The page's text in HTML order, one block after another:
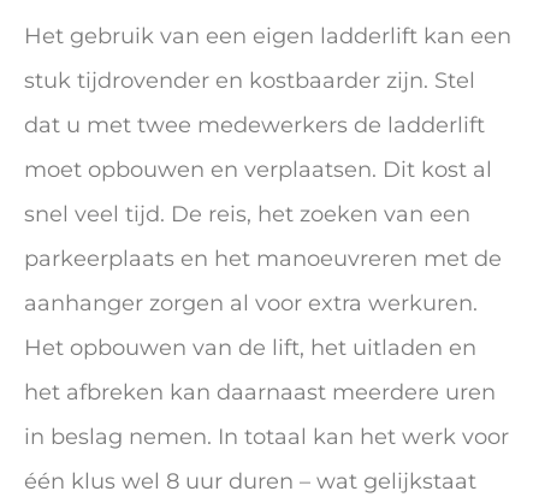
Het gebruik van een eigen ladderlift kan een
stuk tijdrovender en kostbaarder zijn. Stel
dat u met twee medewerkers de ladderlift
moet opbouwen en verplaatsen. Dit kost al
snel veel tijd. De reis, het zoeken van een
parkeerplaats en het manoeuvreren met de
aanhanger zorgen al voor extra werkuren.
Het opbouwen van de lift, het uitladen en
het afbreken kan daarnaast meerdere uren
in beslag nemen. In totaal kan het werk voor
één klus wel 8 uur duren – wat gelijkstaat